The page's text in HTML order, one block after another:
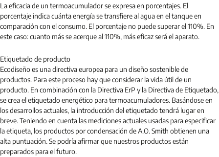
La eficacia de un termoacumulador se expresa en porcentajes. El
porcentaje indica cuánta energía se transfiere al agua en el tanque en
comparación con el consumo. El porcentaje no puede superar el 110%. En
este caso: cuanto más se acerque al 110%, más eficaz será el aparato.
Etiquetado de producto
Ecodiseño es una directiva europea para un diseño sostenible de
productos. Para este proceso hay que considerar la vida útil de un
producto. En combinación con la Directiva ErP y la Directiva de Etiquetado,
se crea el etiquetado energético para termoacumuladores. Basándose en
los desarrollos actuales, la introducción del etiquetado tendrá lugar en
breve. Teniendo en cuenta las mediciones actuales usadas para especificar
la etiqueta, los productos por condensación de A.O. Smith obtienen una
alta puntuación. Se podría afirmar que nuestros productos están
preparados para el futuro.